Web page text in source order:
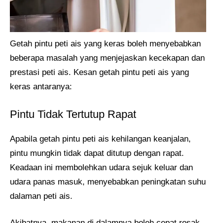
Getah pintu peti ais yang keras boleh menyebabkan
beberapa masalah yang menjejaskan kecekapan dan
prestasi peti ais. Kesan getah pintu peti ais yang
keras antaranya:
Pintu Tidak Tertutup Rapat
Apabila getah pintu peti ais kehilangan keanjalan,
pintu mungkin tidak dapat ditutup dengan rapat.
Keadaan ini membolehkan udara sejuk keluar dan
udara panas masuk, menyebabkan peningkatan suhu
dalaman peti ais.